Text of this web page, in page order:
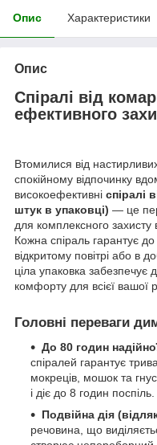
Опис Характеристики
Опис
Спіралі від
ефективного
Втомилися від
спокійному відпочинку
високоефективні спіралі
штук в упаковці) — це
для комплексного захисту
Кожна спіраль гарантує
відкритому повітрі або в
ціла упаковка
комфорту для всієї вашої
Головні переваги
До 80 годин
спіралей гарантує
мокреців, мошок та
і діє до 8 годин поспіль.
Подвійна дія
речовина, що